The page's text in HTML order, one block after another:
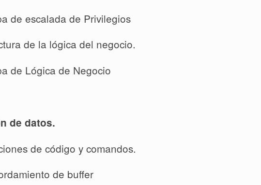
de escalada de Privilegios
de la lógica del negocio.
de Lógica de Negocio
de datos.
de código y comandos.
de buffer